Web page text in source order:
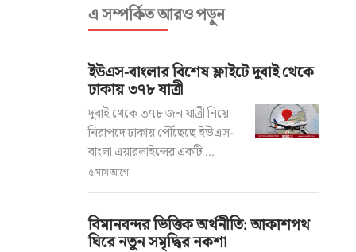
এ সম্পর্কিত আরও পড়ুন
ইউএস-বাংলার বিশেষ ফ্লাইটে দুবাই থেকে
ঢাকায় ৩৭৮ যাত্রী
দুবাই থেকে ৩৭৮ জন যাত্রী নিয়ে
নিরাপদে ঢাকায় পৌঁছেছে ইউএস-
বাংলা এয়ারলাইন্সের একটি ...
৫ মাস আগে
বিমানবন্দর ভিত্তিক অর্থনীতি: আকাশপথ
ঘিরে নতুন সমৃদ্ধির নকশা